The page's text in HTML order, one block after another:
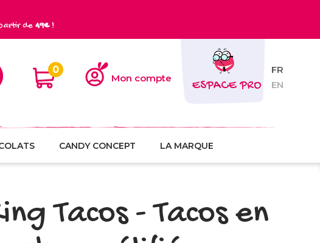
de49€!
0
Mon compte
ESPACE PRO
FR
EN
CANDY CONCEPT LA MARQUE
Tacos - Tacos en